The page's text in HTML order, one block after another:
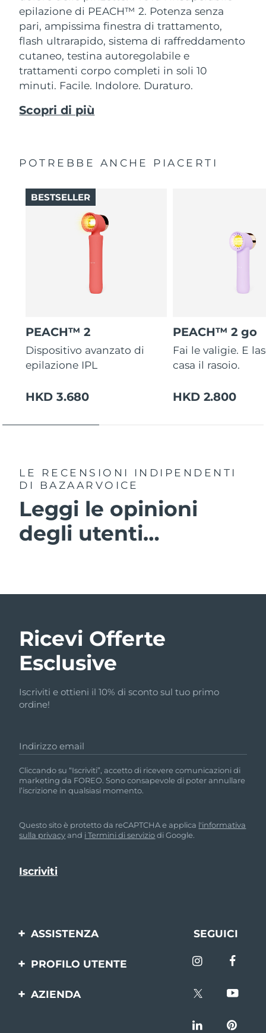
epilazione di PEACH™ 2. Potenza senza
pari, ampissima finestra di trattamento,
flash ultrarapido, sistema di raffreddamento
cutaneo, testina autoregolabile e
trattamenti corpo completi in soli 10
minuti. Facile. Indolore. Duraturo.
Scopri di più
POTREBBE ANCHE PIACERTI
PEACH™ 2
Dispositivo avanzato di
epilazione IPL
HKD 3.680
BESTSELLER
PEACH™ 2 go
Fai le valigie. E
casa il rasoio.
HKD 2.800
LE RECENSIONI INDIPENDENTI
DI BAZAARVOICE
Leggi le opinioni
degli utenti…
Ricevi Offerte
Esclusive
Iscriviti e ottieni il 10% di sconto sul tuo primo
ordine!
Indirizzo email
Cliccando su “Iscriviti”, accetto di ricevere comunicazioni di
marketing da FOREO. Sono consapevole di poter annullare
l’iscrizione in qualsiasi momento.
Questo sito è protetto da reCAPTCHA e applica l'informativa
sulla privacyand i Termini di serviziodi Google.
ASSISTENZA
Contattaci
SEGUICI
PROFILO UTENTE
prodotto
AZIENDA